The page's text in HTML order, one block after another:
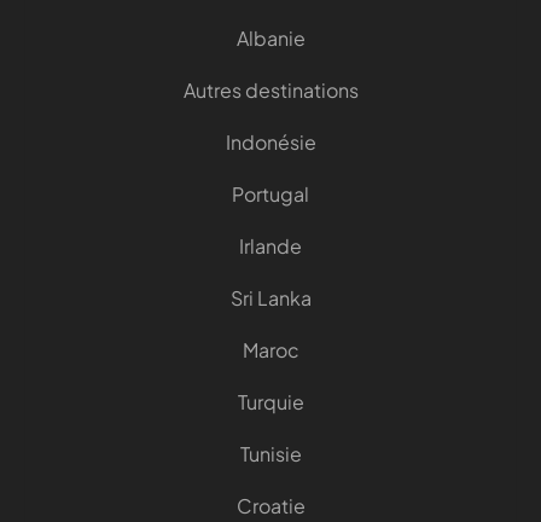
Albanie
Autres destinations
Indonésie
Portugal
Irlande
Sri Lanka
Maroc
Turquie
Tunisie
Croatie